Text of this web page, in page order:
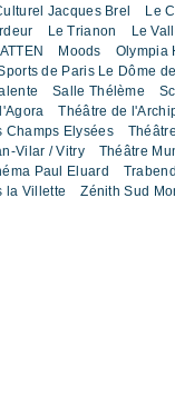
Jacques Brel
Le
Le Trianon Le
Moods Olympia
de Paris Le Dôme
Salle Thélème
Théâtre de
Champs Elysées
Vilar / Vitry
Théâtre
Paul Eluard
la Villette
Zénith Sud